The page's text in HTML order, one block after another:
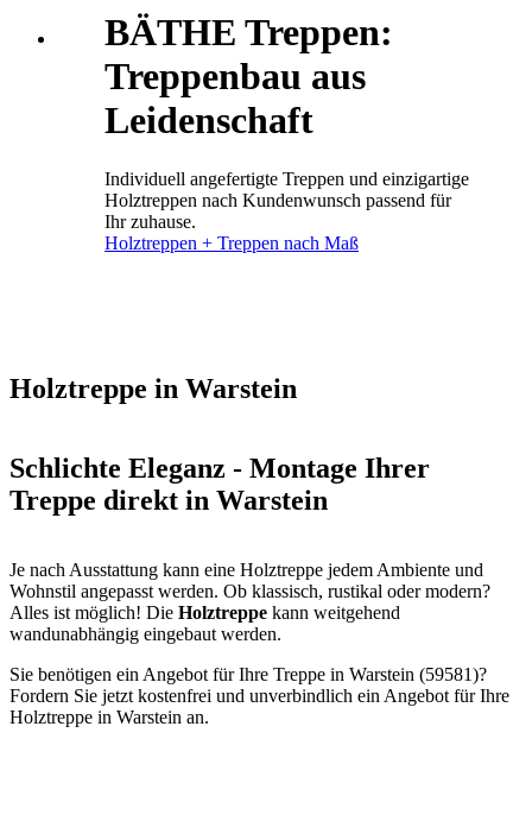
BÄTHE Treppen:
Treppenbau aus
Leidenschaft
Individuell angefertigte Treppen und einzigartige
Holztreppen nach Kundenwunsch passend für
Ihr zuhause.
Holztreppen + Treppen nach Maß
Holztreppe in Warstein
Schlichte Eleganz - Montage Ihrer
Treppe direkt in Warstein
Je nach Ausstattung kann eine Holztreppe jedem Ambiente und
Wohnstil angepasst werden. Ob klassisch, rustikal oder modern?
Alles ist möglich! Die Holztreppe kann weitgehend
wandunabhängig eingebaut werden.
Sie benötigen ein Angebot für Ihre Treppe in Warstein (59581)?
Fordern Sie jetzt kostenfrei und unverbindlich ein Angebot für Ihre
Holztreppe in Warstein an.